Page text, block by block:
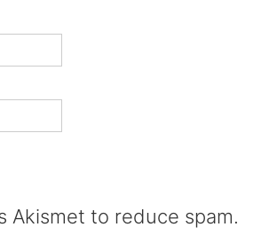
Akismet to reduce spam.